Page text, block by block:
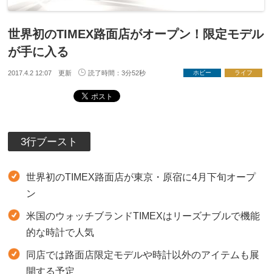
世界初のTIMEX路面店がオープン！限定モデル
が手に入る
2017.4.2 12:07 更新 読了時間：3分52秒 ホビー ライフ
3行ブースト
世界初のTIMEX路面店が東京・原宿に4月下旬オープ
ン
米国のウォッチブランドTIMEXはリーズナブルで機能
的な時計で人気
同店では路面店限定モデルや時計以外のアイテムも展
開する予定